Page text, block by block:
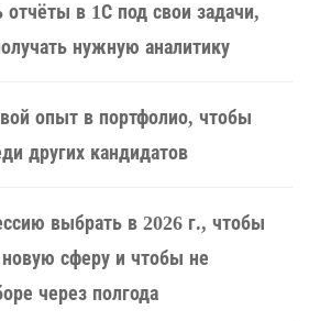
отчёты в 1С под свои задачи,
нужную аналитику
опыт в портфолио, чтобы
других кандидатов
выбрать в 2026 г., чтобы
сферу и чтобы не
через полгода